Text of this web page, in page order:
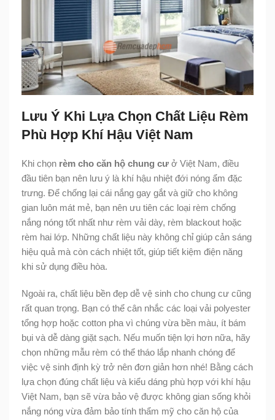
Lưu Ý Khi Lựa Chọn Chất Liệu Rèm
Phù Hợp Khí Hậu Việt Nam
Khi chọn rèm cho căn hộ chung cư ở Việt Nam, điều
đầu tiên bạn nên lưu ý là khí hậu nhiệt đới nóng ẩm đặc
trưng. Để chống lại cái nắng gay gắt và giữ cho không
gian luôn mát mẻ, bạn nên ưu tiên các loại rèm chống
nắng nóng tốt nhất như rèm vải dày, rèm blackout hoặc
rèm hai lớp. Những chất liệu này không chỉ giúp cản sáng
hiệu quả mà còn cách nhiệt tốt, giúp tiết kiệm điện năng
khi sử dụng điều hòa.
Ngoài ra, chất liệu bền đẹp dễ vệ sinh cho chung cư cũng
rất quan trọng. Bạn có thể cân nhắc các loại vải polyester
tổng hợp hoặc cotton pha vì chúng vừa bền màu, ít bám
bụi và dễ dàng giặt sạch. Nếu muốn tiện lợi hơn nữa, hãy
chọn những mẫu rèm có thể tháo lắp nhanh chóng để
việc vệ sinh định kỳ trở nên đơn giản hơn nhé! Bằng cách
lựa chọn đúng chất liệu và kiểu dáng phù hợp với khí hậu
Việt Nam, bạn sẽ vừa bảo vệ được không gian sống khỏi
nắng nóng vừa đảm bảo tính thẩm mỹ cho căn hộ của